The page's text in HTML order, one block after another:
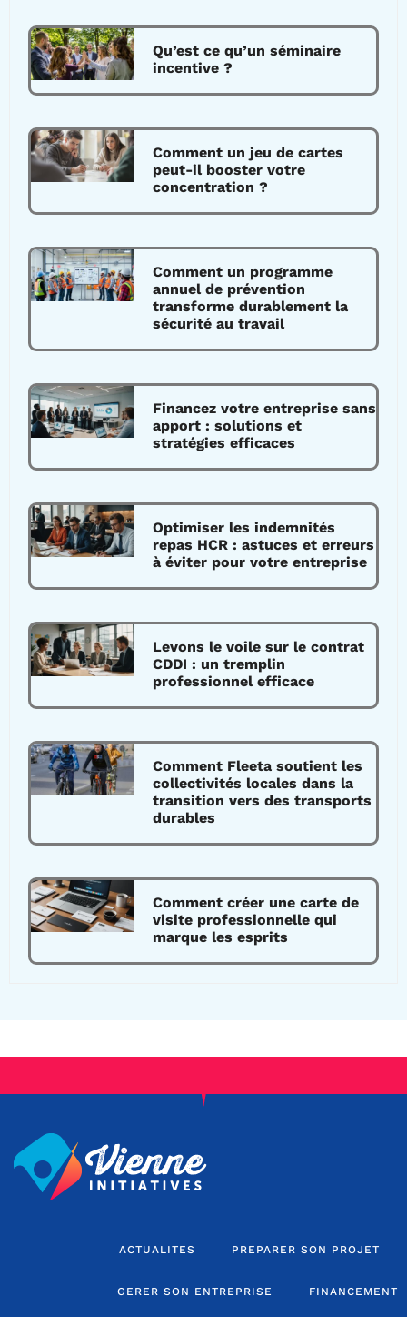
Qu’est ce qu’un séminaire
incentive ?
Comment un jeu de cartes
peut-il booster votre
concentration ?
Comment un programme
annuel de prévention
transforme durablement la
sécurité au travail
Financez votre entreprise sans
apport : solutions et
stratégies efficaces
Optimiser les indemnités
repas HCR : astuces et erreurs
à éviter pour votre entreprise
Levons le voile sur le contrat
CDDI : un tremplin
professionnel efficace
Comment Fleeta soutient les
collectivités locales dans la
transition vers des transports
durables
Comment créer une carte de
visite professionnelle qui
marque les esprits
ACTUALITES PREPARER SON PROJET
GERER SON ENTREPRISE FINANCEMENT